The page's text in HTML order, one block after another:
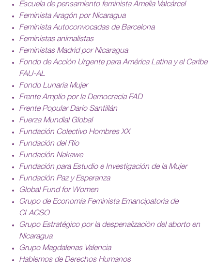
Escuela de pensamiento feminista Amelia Valcárcel
Feminista Aragón por Nicaragua
Feminista Autoconvocadas de Barcelona
Feministas animalistas
Feministas Madrid por Nicaragua
Fondo de Acción Urgente para América Latina y el Caribe
FAU-AL
Fondo Lunaria Mujer
Frente Amplio por la Democracia FAD
Frente Popular Darío Santillán
Fuerza Mundial Global
Fundación Colectivo Hombres XX
Fundación del Río
Fundación Nakawe
Fundación para Estudio e Investigación de la Mujer
Fundación Paz y Esperanza
Global Fund for Women
Grupo de Economía Feminista Emancipatoria de
CLACSO
Grupo Estratégico por la despenalizaciòn del aborto en
Nicaragua
Grupo Magdalenas Valencia
Hablemos de Derechos Humanos